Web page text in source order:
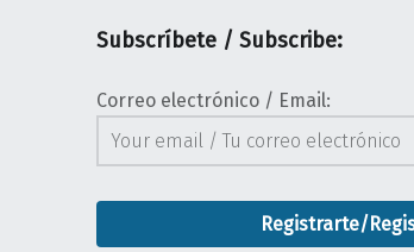
Subscríbete / Subscribe:
Correo electrónico / Email: